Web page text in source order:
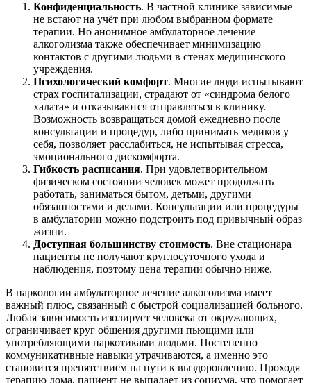
Конфиденциальность. В частной клинике зависимые
не встают на учёт при любом выбранном формате
терапии. Но анонимное амбулаторное лечение
алкоголизма также обеспечивает минимизацию
контактов с другими людьми в стенах медицинского
учреждения.
Психологический комфорт. Многие люди испытывают
страх госпитализации, страдают от «синдрома белого
халата» и отказываются отправляться в клинику.
Возможность возвращаться домой ежедневно после
консультации и процедур, либо принимать медиков у
себя, позволяет расслабиться, не испытывая стресса,
эмоционального дискомфорта.
Гибкость расписания. При удовлетворительном
физическом состоянии человек может продолжать
работать, заниматься бытом, детьми, другими
обязанностями и делами. Консультации или процедуры
в амбулатории можно подстроить под привычный образ
жизни.
Доступная большинству стоимость. Вне стационара
пациенты не получают круглосуточного ухода и
наблюдения, поэтому цена терапии обычно ниже.
В наркологии амбулаторное лечение алкоголизма имеет
важный плюс, связанный с быстрой социализацией больного.
Любая зависимость изолирует человека от окружающих,
ограничивает круг общения другими пьющими или
употребляющими наркотиками людьми. Постепенно
коммуникативные навыки утрачиваются, а именно это
становится препятствием на пути к выздоровлению. Проходя
терапию дома, пациент не выпадает из социума, что помогает